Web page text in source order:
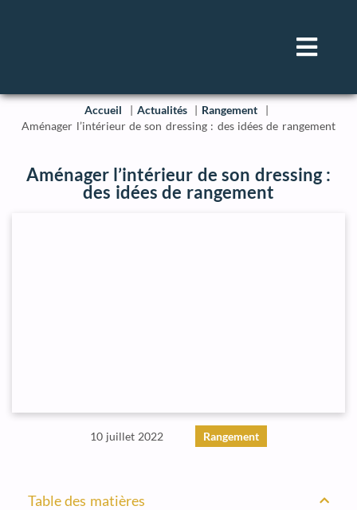
Accueil Actualités
Rangement
Aménager l’intérieur de son dressing : des idées de rangement
Aménager l’intérieur de son dressing :
des idées de rangement
10 juillet 2022 Rangement
Table des matières